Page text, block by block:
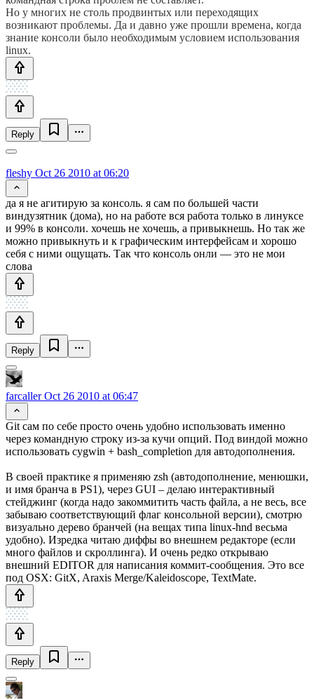
Но у многих не столь продвинтых или переходящих
возникают проблемы. Да и давно уже прошли времена, когда
знание консоли было необходимым условием использования
linux.
Reply
fleshy Oct 26 2010 at 06:20
да я не агитирую за консоль. я сам по большей части
виндузятник (дома), но на работе вся работа только в линуксе
и 99% в консоли. хочешь не хочешь, а привыкнешь. Но так же
можно привыкнуть и к графическим интерфейсам и хорошо
себя с ними ощущать. Так что консоль онли — это не мои
слова
Reply
farcallerOct 26 2010 at 06:47
Git сам по себе просто очень удобно использовать именно
через командную строку из-за кучи опций. Под виндой можно
использовать cygwin + bash_completion для автодополнения.
В своей практике я применяю zsh (автодополнение, менюшки,
и имя бранча в PS1), через GUI – делаю интерактивный
стейджинг (когда надо закоммитить часть файла, а не весь, все
забываю соответствующий флаг консольной версии), смотрю
визуально дерево бранчей (на вещах типа linux-hnd весьма
удобно). Изредка читаю диффы во внешнем редакторе (если
много файлов и скроллинга). И очень редко открываю
внешний EDITOR для написания коммит-сообщения. Это все
под OSX: GitX, Araxis Merge/Kaleidoscope, TextMate.
Reply